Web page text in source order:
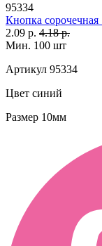
95334
Кнопка
2.09 р. 4.18 р.
Мин. 100 шт
Артикул 95334
Цвет синий
Размер 10мм